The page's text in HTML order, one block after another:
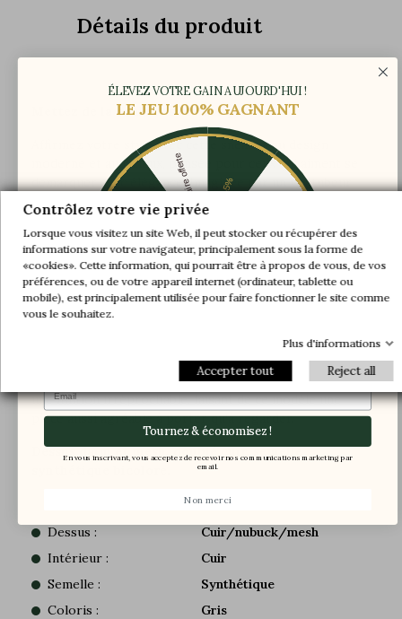
Détails du produit
Mettez de la couleur sous vos pas !
Affirmez votre style avec cette sneaker au design
moderne et audacieux, pensée pour ceux qui aiment se
démarquer avec élégance. Imaginée par un youtubeur
passionné et façonnée à la main, elle incarne un équilibre
parfait entre créativité et raffinement.
Son mélange de daim velouté et de mesh respirant
apporte à la fois texture et légèreté, tandis que sa
semelle bicolore au logo discret signe une allure
contemporaine et maîtrisée. À l’intérieur, une réhausse
tout en allongeant subtilement la silhouette.
Chaque détail a été soigneusement travaillé pour offrir
une finition irréprochable, faisant de ce modèle une
pièce aussi agréable à porter qu’à regarder.
Dessus daim et mesh, doublé cuir, semelle
Dessus :
Cuir/nubuck/mesh
Intérieur :
Cuir
Semelle :
Synthétique
Coloris :
Gris
Contrôlez votre vie privée
Lorsque vous visitez un site Web, il peut stocker ou récupérer des
informations sur votre navigateur, principalement sous la forme de
«cookies». Cette information, qui pourrait être à propos de vous, de vos
préférences, ou de votre appareil internet (ordinateur, tablette ou
mobile), est principalement utilisée pour faire fonctionner le site comme
vous le souhaitez.
Plus d'informations
Accepter tout Reject all
ÉLEVEZ VOTRE GAIN AUJOURD'HUI !
LE JEU 100% GAGNANT
-5%
-20%
-30%
Une paire offerte
-10%
-20%
-30% Une paire offerte
Tournez & économisez !
En vous inscrivant, vous acceptez de recevoir nos communications marketing par
email.
Non merci